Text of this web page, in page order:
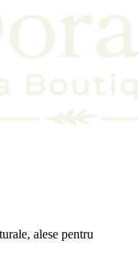
alese pentru